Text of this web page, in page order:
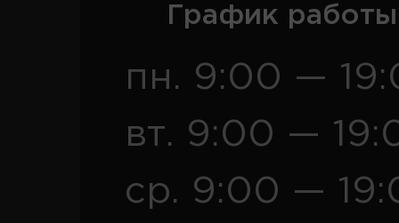
График
пн. 9:00 —
вт. 9:00 —
ср. 9:00 —